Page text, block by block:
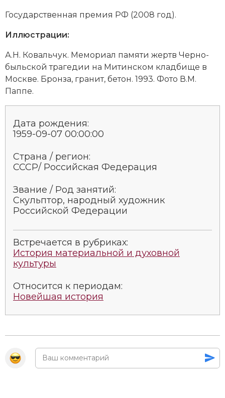
Государственная премия РФ (2008 год).
Иллюстрации:
А.Н. Ко­валь­чук. Ме­мо­ри­ал па­мя­ти жертв Чер­но­
быль­ской трагедии на Ми­тин­ском клад­би­ще в
Мо­ск­ве. Брон­за, гра­нит, бетон. 1993. Фото В.М.
Паппе.
Дата рождения:
1959-09-07 00:00:00
Страна / регион:
СССР/ Российская Федерация
Звание / Род занятий:
Скульптор, народный художник
Российской Федерации
Встречается в рубриках:
История материальной и духовной
культуры
Относится к периодам:
Новейшая история